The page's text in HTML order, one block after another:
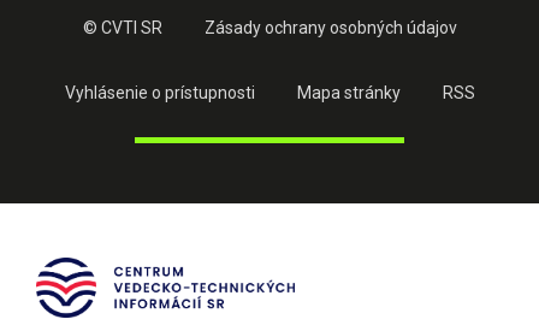
© CVTI SR Zásady ochrany osobných údajov
Vyhlásenie o prístupnosti Mapa stránky RSS